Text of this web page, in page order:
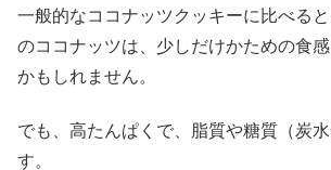
一般的なココナッツクッキーに比べる
のココナッツは、少しだけかための食
かもしれません。
でも、高たんぱくで、脂質や糖質（炭
す。